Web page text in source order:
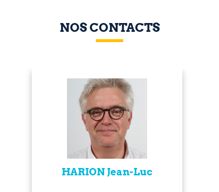
NOS CONTACTS
HARION Jean-Luc